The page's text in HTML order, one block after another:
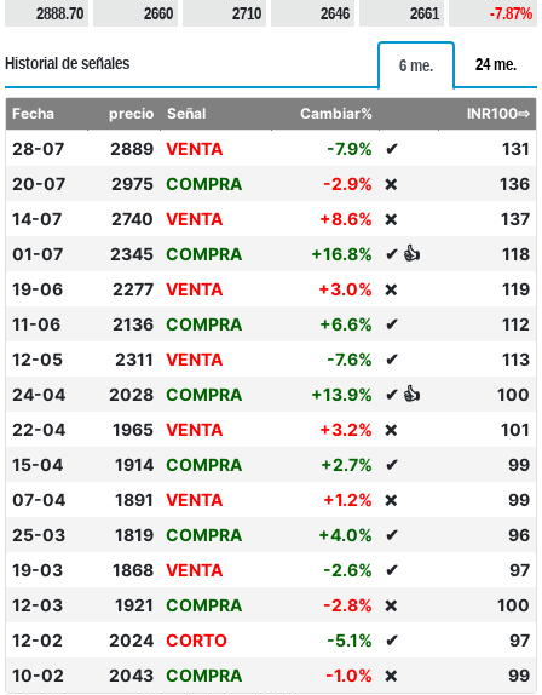
2888.70 2660 2710 2646 2661 -7.87%
Historial de señales 6 me. 24 me.
Fecha precio Señal Cambiar% INR100⇨
28-07 2889 VENTA -7.9% ✔
131
20-07
2975 COMPRA -2.9% ❌
136
14-07
2740 VENTA +8.6% ❌
137
01-07
2345 COMPRA +16.8% ✔ 👍
118
19-06
2277 VENTA +3.0% ❌
119
11-06
2136 COMPRA +6.6% ✔
112
12-05
2311 VENTA -7.6% ✔
113
24-04
2028 COMPRA +13.9% ✔ 👍
100
22-04
1965 VENTA +3.2% ❌
101
15-04
1914 COMPRA +2.7% ✔
99
07-04
1891 VENTA +1.2% ❌
99
25-03
1819 COMPRA +4.0% ✔
96
19-03
1868 VENTA -2.6% ✔
97
12-03
1921 COMPRA -2.8% ❌
100
12-02
2024 CORTO -5.1% ✔
97
10-02
2043 COMPRA -1.0% ❌ 99